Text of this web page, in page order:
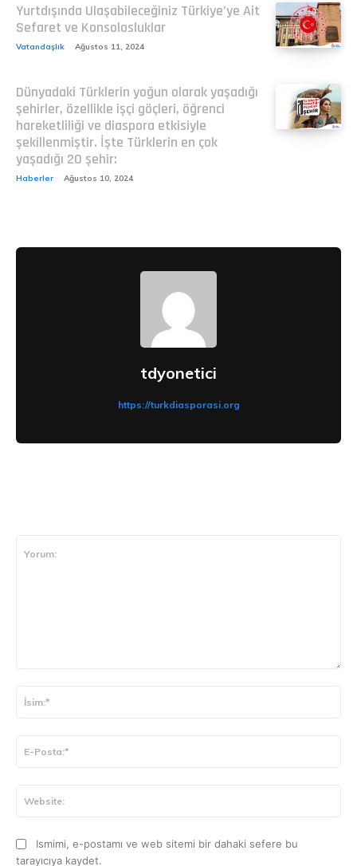
Yurtdışında Ulaşabileceğiniz Türkiye’ye Ait
Sefaret ve Konsolosluklar
Vatandaşlık Ağustos 11, 2024
Dünyadaki Türklerin yoğun olarak yaşadığı
şehirler, özellikle işçi göçleri, öğrenci
hareketliliği ve diaspora etkisiyle
şekillenmiştir. İşte Türklerin en çok
yaşadığı 20 şehir:
Haberler Ağustos 10, 2024
Ismimi, e-postamı ve web sitemi bir dahaki sefere bu
tarayıcıya kaydet.
tdyonetici
https://turkdiasporasi.org